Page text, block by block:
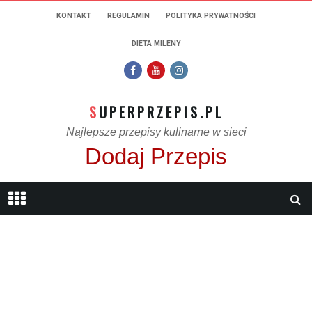
KONTAKT REGULAMIN POLITYKA PRYWATNOŚCI
DIETA MILENY
SUPERPRZEPIS.PL
Najlepsze przepisy kulinarne w sieci
Dodaj Przepis